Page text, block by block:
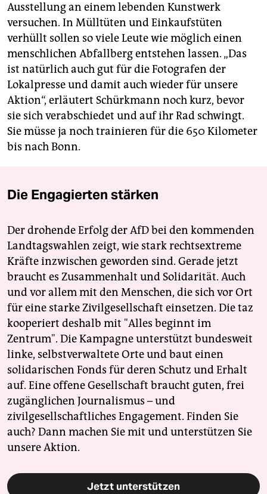
Ausstellung an einem lebenden Kunstwerk
versuchen. In Mülltüten und Einkaufstüten
verhüllt sollen so viele Leute wie möglich einen
menschlichen Abfallberg entstehen lassen. „Das
ist natürlich auch gut für die Fotografen der
Lokalpresse und damit auch wieder für unsere
Aktion“, erläutert Schürkmann noch kurz, bevor
sie sich verabschiedet und auf ihr Rad schwingt.
Sie müsse ja noch trainieren für die 650 Kilometer
bis nach Bonn.
Die Engagierten stärken
Der drohende Erfolg der AfD bei den kommenden
Landtagswahlen zeigt, wie stark rechtsextreme
Kräfte inzwischen geworden sind. Gerade jetzt
braucht es Zusammenhalt und Solidarität. Auch
und vor allem mit den Menschen, die sich vor Ort
für eine starke Zivilgesellschaft einsetzen. Die taz
kooperiert deshalb mit "Alles beginnt im
Zentrum". Die Kampagne unterstützt bundesweit
linke, selbstverwaltete Orte und baut einen
solidarischen Fonds für deren Schutz und Erhalt
auf. Eine offene Gesellschaft braucht guten, frei
zugänglichen Journalismus – und
zivilgesellschaftliches Engagement. Finden Sie
auch? Dann machen Sie mit und unterstützen Sie
unsere Aktion.
Jetzt unterstützen